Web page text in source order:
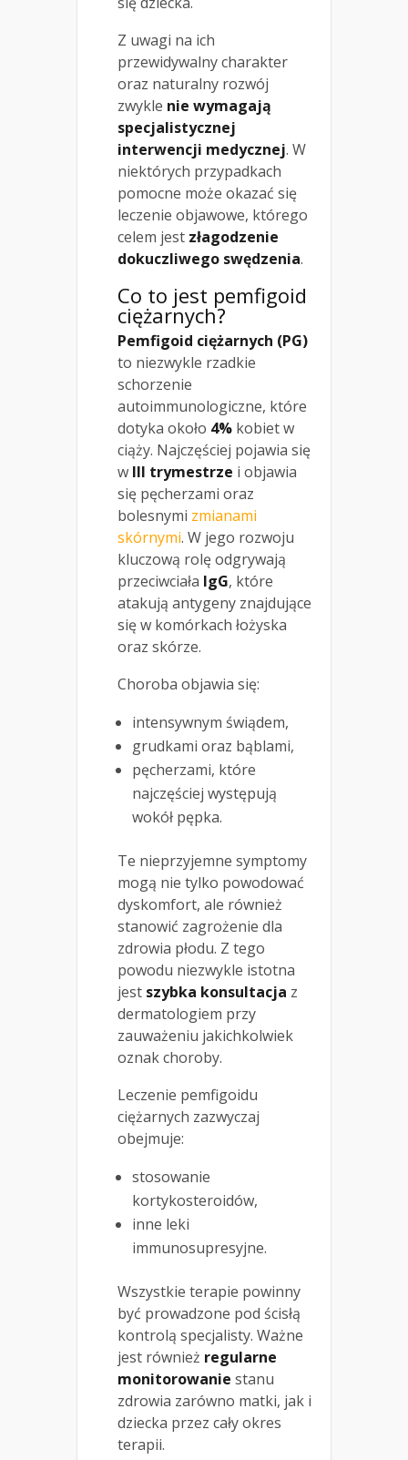
Z uwagi na ich
przewidywalny charakter
oraz naturalny rozwój
zwykle nie wymagają
specjalistycznej
interwencji medycznej. W
niektórych przypadkach
pomocne może okazać się
leczenie objawowe, którego
celem jest złagodzenie
dokuczliwego swędzenia.
Co to jest pemfigoid
ciężarnych?
Pemfigoid ciężarnych (PG)
to niezwykle rzadkie
schorzenie
autoimmunologiczne, które
dotyka około 4% kobiet w
ciąży. Najczęściej pojawia się
w III trymestrze i objawia
się pęcherzami oraz
bolesnymi zmianami
skórnymi. W jego rozwoju
kluczową rolę odgrywają
przeciwciała IgG, które
atakują antygeny znajdujące
się w komórkach łożyska
oraz skórze.
Choroba objawia się:
intensywnym świądem,
grudkami oraz bąblami,
pęcherzami, które
najczęściej występują
wokół pępka.
Te nieprzyjemne symptomy
mogą nie tylko powodować
dyskomfort, ale również
stanowić zagrożenie dla
zdrowia płodu. Z tego
powodu niezwykle istotna
jest szybka konsultacja z
dermatologiem przy
zauważeniu jakichkolwiek
oznak choroby.
Leczenie pemfigoidu
ciężarnych zazwyczaj
obejmuje:
stosowanie
kortykosteroidów,
inne leki
immunosupresyjne.
Wszystkie terapie powinny
być prowadzone pod ścisłą
kontrolą specjalisty. Ważne
jest również regularne
monitorowanie stanu
zdrowia zarówno matki, jak i
dziecka przez cały okres
terapii.